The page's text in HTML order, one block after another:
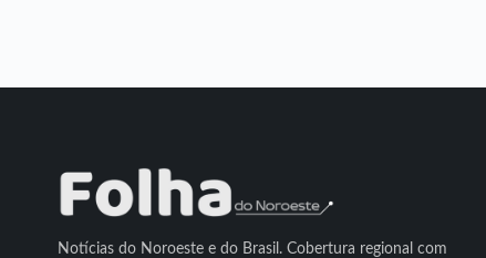
Notícias do Noroeste e do Brasil. Cobertura regional com